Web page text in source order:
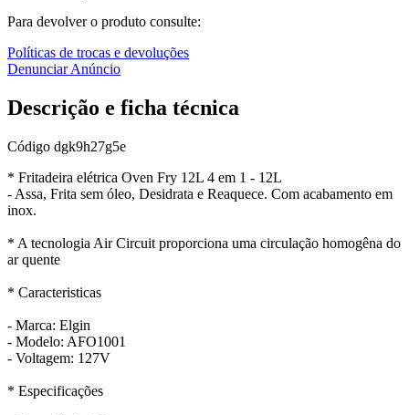
Para devolver o produto consulte:
Políticas de trocas e devoluções
Denunciar Anúncio
Descrição e ficha técnica
Código dgk9h27g5e
* Fritadeira elétrica Oven Fry 12L 4 em 1 - 12L
- Assa, Frita sem óleo, Desidrata e Reaquece. Com acabamento em
inox.
* A tecnologia Air Circuit proporciona uma circulação homogêna do
ar quente
* Caracteristicas
- Marca: Elgin
- Modelo: AFO1001
- Voltagem: 127V
* Especificações